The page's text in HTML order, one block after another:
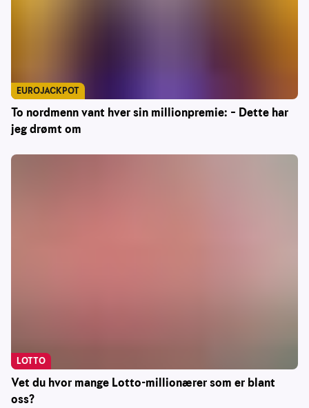
To nordmenn vant hver sin millionpremie: – Dette har
jeg drømt om
EUROJACKPOT
Vet du hvor mange Lotto-millionærer som er blant
oss?
LOTTO